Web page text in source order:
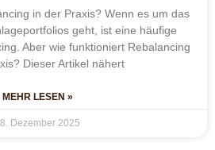
in der Praxis? Wenn es um das
geht, ist eine häufige
Aber wie funktioniert Rebalancing
Dieser Artikel nähert
MEHR LESEN »
Dezember 2025